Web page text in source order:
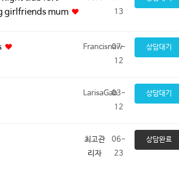
girlfriends mum
13
Francisnaw
07-
12
상담대기
LarisaGab03-
12
상담대기
최고관
리자
06-
23
상담완료